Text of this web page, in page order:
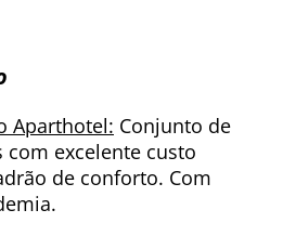
Aparthotel: Conjunto de
excelente custo
de conforto. Com